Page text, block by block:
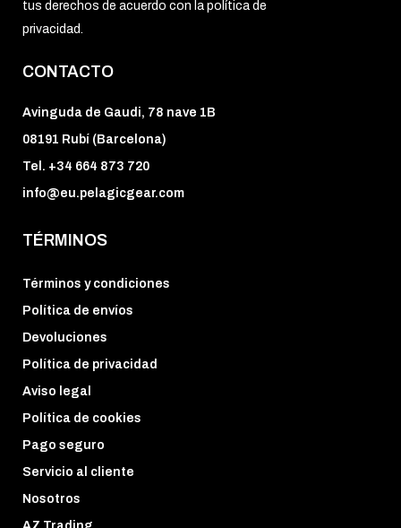
tus derechos de acuerdo con la política de
privacidad.
CONTACTO
Avinguda de Gaudi, 78 nave 1B
08191 Rubí (Barcelona)
Tel. +34 664 873 720
info@eu.pelagicgear.com
TÉRMINOS
Términos y condiciones
Política de envíos
Devoluciones
Política de privacidad
Aviso legal
Política de cookies
Pago seguro
Servicio al cliente
Nosotros